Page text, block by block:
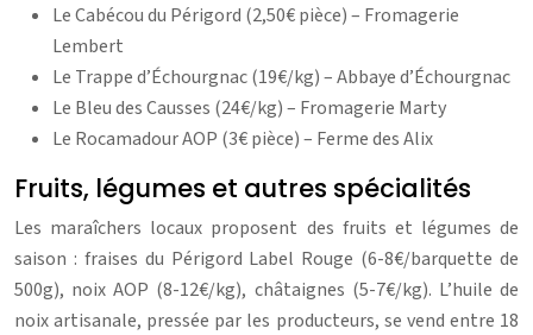
Le Cabécou du Périgord (2,50€ pièce) – Fromagerie
Lembert
Le Trappe d’Échourgnac (19€/kg) – Abbaye d’Échourgnac
Le Bleu des Causses (24€/kg) – Fromagerie Marty
Le Rocamadour AOP (3€ pièce) – Ferme des Alix
Fruits, légumes et autres spécialités
Les maraîchers locaux proposent des fruits et légumes de
saison : fraises du Périgord Label Rouge (6-8€/barquette de
500g), noix AOP (8-12€/kg), châtaignes (5-7€/kg). L’huile de
noix artisanale, pressée par les producteurs, se vend entre 18